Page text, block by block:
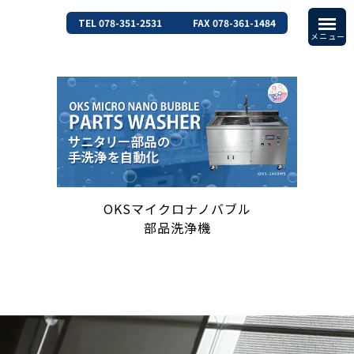
TEL 078-351-2531 FAX 078-361-1484
OKSマイクロナノバブル
部品洗浄機